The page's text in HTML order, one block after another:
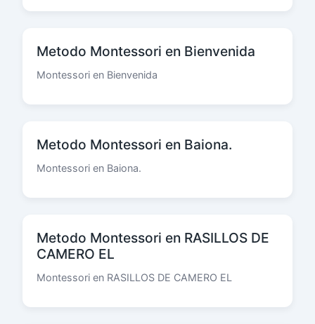
Metodo Montessori en Bienvenida
Montessori en Bienvenida
Metodo Montessori en Baiona.
Montessori en Baiona.
Metodo Montessori en RASILLOS DE
CAMERO EL
Montessori en RASILLOS DE CAMERO EL